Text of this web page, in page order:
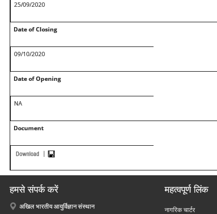
25/09/2020
Date of Closing
09/10/2020
Date of Opening
NA
Document
हमसे संपर्क करें
अखिल भारतीय आयुर्विज्ञान संस्थान
महत्वपूर्ण लिंक
नागरिक चार्टर